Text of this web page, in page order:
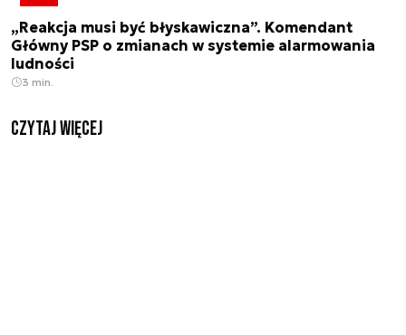
„Reakcja musi być błyskawiczna”. Komendant
Główny PSP o zmianach w systemie alarmowania
ludności
3 min.
czytaj więcej